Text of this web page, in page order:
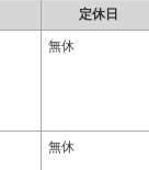
定休日
無休
無休